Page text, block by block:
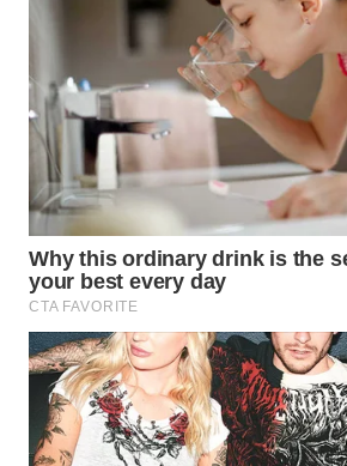
WN
BOROBUDUR
WN
MADURA
WN
SURABAYA
WN
NATUNA
WN